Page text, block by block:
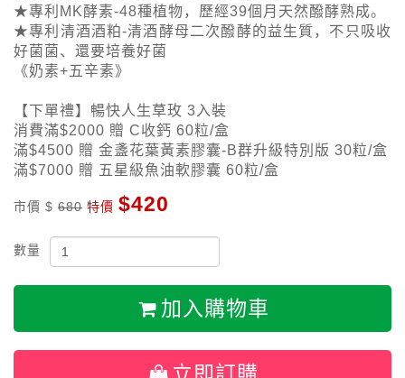
★專利MK酵素-48種植物，歷經39個月天然醱酵熟成。
★專利清酒酒粕-清酒酵母二次醱酵的益生質，不只吸收
好菌菌、還要培養好菌
《奶素+五辛素》
【下單禮】暢快人生草玫 3入裝
消費滿$2000 贈 C收鈣 60粒/盒
滿$4500 贈 金盞花葉黃素膠囊-B群升級特別版 30粒/盒
滿$7000 贈 五星級魚油軟膠囊 60粒/盒
市價 $ 680 特價 $420
數量
加入購物車